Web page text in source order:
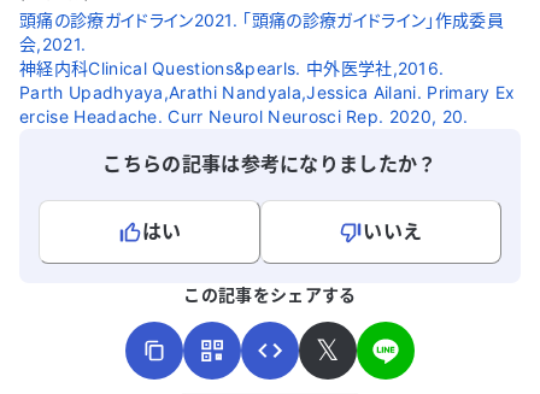
頭痛の診療ガイドライン2021. 「頭痛の診療ガイドライン」作成委員
会,2021.
神経内科Clinical Questions&pearls. 中外医学社,2016.
Parth Upadhyaya,Arathi Nandyala,Jessica Ailani. Primary Ex
ercise Headache. Curr Neurol Neurosci Rep. 2020, 20.
こちらの記事は参考になりましたか？
はい
いいえ
この記事をシェアする
𝕏